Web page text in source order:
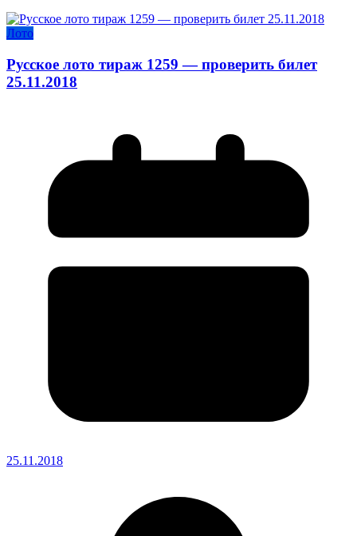
Лото
Русское лото тираж 1259 — проверить билет
25.11.2018
25.11.2018